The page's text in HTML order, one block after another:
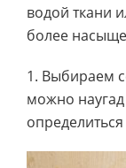
водой ткани
более
1. Выбираем
можно наугад